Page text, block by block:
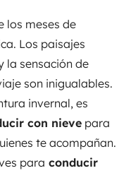
los meses de
Los paisajes
la sensación de
son inigualables.
invernal, es
con nieve para
te acompañan.
para conducir